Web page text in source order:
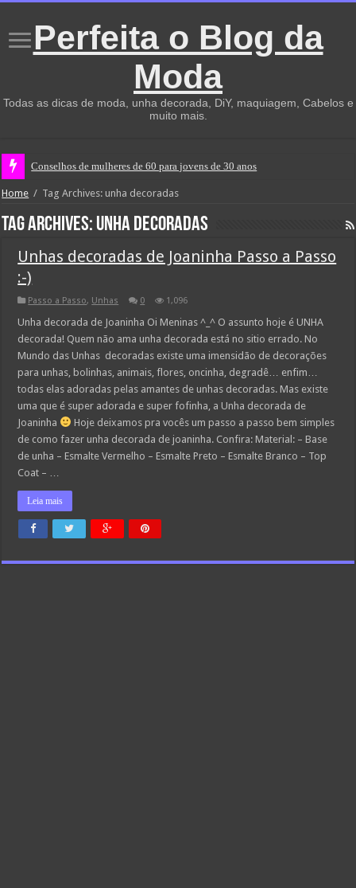
Perfeita o Blog da
Moda
Todas as dicas de moda, unha decorada, DiY, maquiagem, Cabelos e
muito mais.
Conselhos de mulheres de 60 para jovens de 30 anos
Home / Tag Archives: unha decoradas
Tag Archives: unha decoradas
Unhas decoradas de Joaninha Passo a Passo
:-)
Passo a Passo, Unhas 0 1,096
Unha decorada de Joaninha Oi Meninas ^_^ O assunto hoje é UNHA
decorada! Quem não ama unha decorada está no sitio errado. No
Mundo das Unhas decoradas existe uma imensidão de decorações
para unhas, bolinhas, animais, flores, oncinha, degradê… enfim…
todas elas adoradas pelas amantes de unhas decoradas. Mas existe
uma que é super adorada e super fofinha, a Unha decorada de
Joaninha
Hoje deixamos pra vocês um passo a passo bem simples
de como fazer unha decorada de joaninha. Confira: Material: – Base
de unha – Esmalte Vermelho – Esmalte Preto – Esmalte Branco – Top
Coat – …
Leia mais